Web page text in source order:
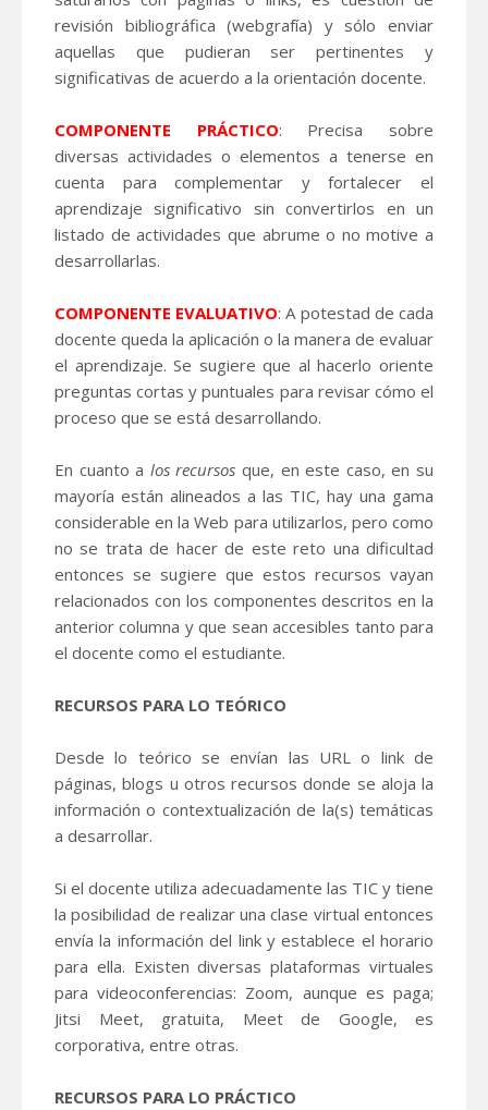
revisión bibliográfica (webgrafía) y sólo enviar
aquellas que pudieran ser pertinentes y
significativas de acuerdo a la orientación docente.
COMPONENTE PRÁCTICO: Precisa sobre
diversas actividades o elementos a tenerse en
cuenta para complementar y fortalecer el
aprendizaje significativo sin convertirlos en un
listado de actividades que abrume o no motive a
desarrollarlas.
COMPONENTE EVALUATIVO: A potestad de cada
docente queda la aplicación o la manera de evaluar
el aprendizaje. Se sugiere que al hacerlo oriente
preguntas cortas y puntuales para revisar cómo el
proceso que se está desarrollando.
En cuanto a los recursos que, en este caso, en su
mayoría están alineados a las TIC, hay una gama
considerable en la Web para utilizarlos, pero como
no se trata de hacer de este reto una dificultad
entonces se sugiere que estos recursos vayan
relacionados con los componentes descritos en la
anterior columna y que sean accesibles tanto para
el docente como el estudiante.
RECURSOS PARA LO TEÓRICO
Desde lo teórico se envían las URL o link de
páginas, blogs u otros recursos donde se aloja la
información o contextualización de la(s) temáticas
a desarrollar.
Si el docente utiliza adecuadamente las TIC y tiene
la posibilidad de realizar una clase virtual entonces
envía la información del link y establece el horario
para ella. Existen diversas plataformas virtuales
para videoconferencias: Zoom, aunque es paga;
Jitsi Meet, gratuita, Meet de Google, es
corporativa, entre otras.
RECURSOS PARA LO PRÁCTICO